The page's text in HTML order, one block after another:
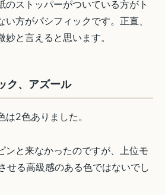
のストッパーがついている方がト
方がパシフィックです。正直、
と言えると思います。
、アズール
2色ありました。
ンと来なかったのですが、上位モ
せる高級感のある色ではないでし